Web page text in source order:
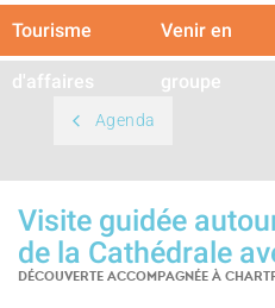
Tourisme
d'affaires
Venir en
groupe
Agenda
Visite guidée
de la Cathédrale
DÉCOUVERTE ACCOMPAGNÉE À